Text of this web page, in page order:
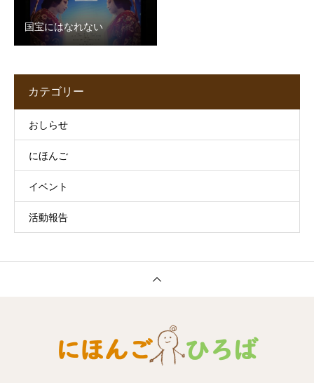
国宝にはなれない
カテゴリー
おしらせ
にほんご
イベント
活動報告